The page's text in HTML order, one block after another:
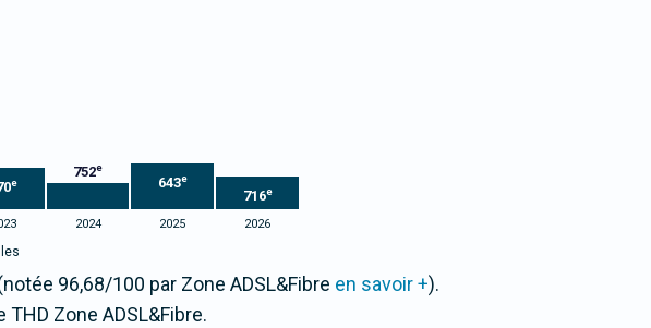
e
752e
643e
716e
2024 2025 2026
96,68/100 par Zone ADSL&Fibre en savoir +).
Zone ADSL&Fibre.